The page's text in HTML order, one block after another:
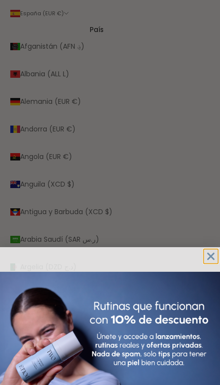
España (EUR €)
País
Afganistán (AFN ؋)
Albania (ALL L)
Alemania (EUR €)
Andorra (EUR €)
Angola (EUR €)
Anguila (XCD $)
Antigua y Barbuda (XCD $)
Arabia Saudí (SAR ر.س)
Argentina (EUR €)
Armenia (AMD դր.)
Aruba (AWG ƒ)
Australia (AUD $)